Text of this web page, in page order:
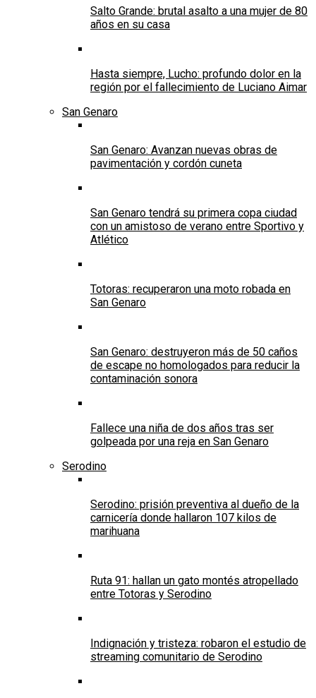
Salto Grande: brutal asalto a una mujer de 80
años en su casa
Hasta siempre, Lucho: profundo dolor en la
región por el fallecimiento de Luciano Aimar
San Genaro
San Genaro: Avanzan nuevas obras de
pavimentación y cordón cuneta
San Genaro tendrá su primera copa ciudad
con un amistoso de verano entre Sportivo y
Atlético
Totoras: recuperaron una moto robada en
San Genaro
San Genaro: destruyeron más de 50 caños
de escape no homologados para reducir la
contaminación sonora
Fallece una niña de dos años tras ser
golpeada por una reja en San Genaro
Serodino
Serodino: prisión preventiva al dueño de la
carnicería donde hallaron 107 kilos de
marihuana
Ruta 91: hallan un gato montés atropellado
entre Totoras y Serodino
Indignación y tristeza: robaron el estudio de
streaming comunitario de Serodino